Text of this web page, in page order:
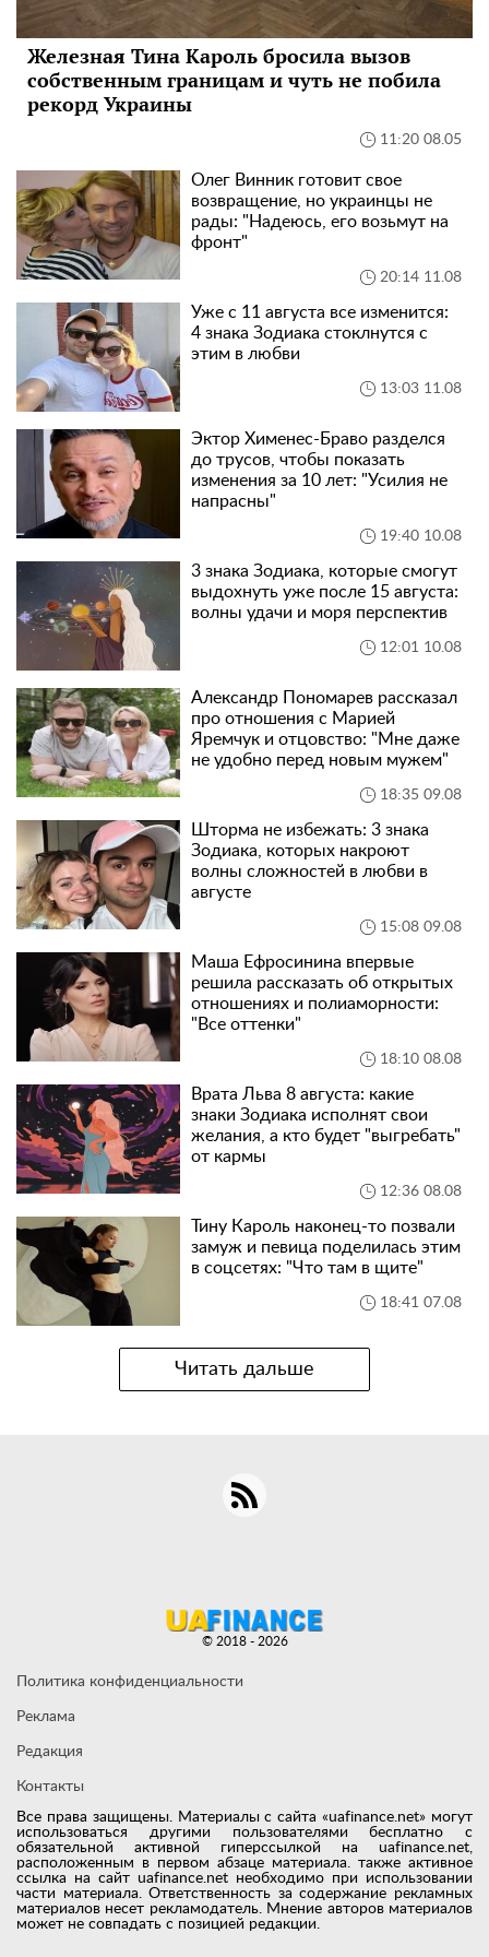
Железная Тина Кароль бросила вызов
собственным границам и чуть не побила
рекорд Украины
11:20 08.05
Олег Винник готовит свое
возвращение, но украинцы не
рады: "Надеюсь, его возьмут на
фронт"
20:14 11.08
Уже с 11 августа все изменится:
4 знака Зодиака стоклнутся с
этим в любви
13:03 11.08
Эктор Хименес-Браво разделся
до трусов, чтобы показать
изменения за 10 лет: "Усилия не
напрасны"
19:40 10.08
3 знака Зодиака, которые смогут
выдохнуть уже после 15 августа:
волны удачи и моря перспектив
12:01 10.08
Александр Пономарев рассказал
про отношения с Марией
Яремчук и отцовство: "Мне даже
не удобно перед новым мужем"
18:35 09.08
Шторма не избежать: 3 знака
Зодиака, которых накроют
волны сложностей в любви в
августе
15:08 09.08
Маша Ефросинина впервые
решила рассказать об открытых
отношениях и полиаморности:
"Все оттенки"
18:10 08.08
Врата Льва 8 августа: какие
знаки Зодиака исполнят свои
желания, а кто будет "выгребать"
от кармы
12:36 08.08
Тину Кароль наконец-то позвали
замуж и певица поделилась этим
в соцсетях: "Что там в щите"
18:41 07.08
Читать дальше
Все права защищены. Материалы с сайта «uafinance.net» могут
использоваться другими пользователями бесплатно с
обязательной активной гиперссылкой на uafinance.net,
расположенным в первом абзаце материала. также активное
ссылка на сайт uafinance.net необходимо при использовании
части материала. Ответственность за содержание рекламных
материалов несет рекламодатель. Мнение авторов материалов
может не совпадать с позицией редакции.
Политика конфиденциальности
Реклама
Редакция
Контакты
© 2018 - 2026